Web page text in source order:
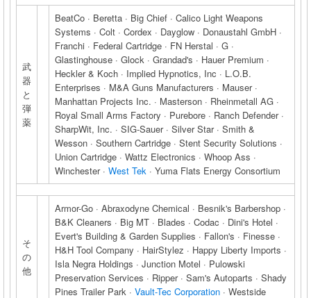
武
器
と
弾
薬
BeatCo · Beretta · Big Chief · Calico Light Weapons
Systems · Colt · Cordex · Dayglow · Donaustahl GmbH ·
Franchi · Federal Cartridge · FN Herstal · G ·
Glastinghouse · Glock · Grandad's · Hauer Premium ·
Heckler & Koch · Implied Hypnotics, Inc · L.O.B.
Enterprises · M&A Guns Manufacturers · Mauser ·
Manhattan Projects Inc. · Masterson · Rheinmetall AG ·
Royal Small Arms Factory · Purebore · Ranch Defender ·
SharpWit, Inc. · SIG-Sauer · Silver Star · Smith &
Wesson · Southern Cartridge · Stent Security Solutions ·
Union Cartridge · Wattz Electronics · Whoop Ass ·
Winchester · West Tek · Yuma Flats Energy Consortium
そ
の
他
Armor-Go · Abraxodyne Chemical · Besnik's Barbershop ·
B&K Cleaners · Big MT · Blades · Codac · Dini's Hotel ·
Evert's Building & Garden Supplies · Fallon's · Finesse ·
H&H Tool Company · HairStylez · Happy Liberty Imports ·
Isla Negra Holdings · Junction Motel · Pulowski
Preservation Services · Ripper · Sam's Autoparts · Shady
Pines Trailer Park · Vault-Tec Corporation · Westside